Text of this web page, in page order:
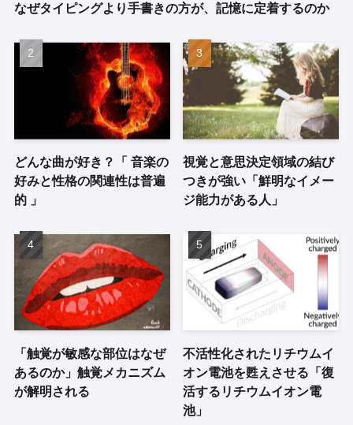
なぜタイピングより手書きの方が、記憶に定着するのか
どんな曲が好き？「 音楽の
好みと性格の関連性は普遍
的 」
視覚と意思決定領域の結び
つきが強い「鮮明なイメー
ジ能力がある人」
「触覚が敏感な部位はなぜ
あるのか」触覚メカニズム
が解明される
不活性化されたリチウムイ
オン電池を甦えさせる「復
活するリチウムイオン電
池」